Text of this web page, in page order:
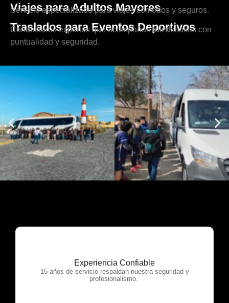
Viajes para Adultos Mayores
Servicio especializado para viajes cómodos y seguros.
Traslados para Eventos Deportivos
Conductores expertos que acompañan tus desafíos con
puntualidad y seguridad.
Experiencia Confiable
15 años de servicio respaldan nuestra seguridad y
profesionalismo.
OTP Servicios